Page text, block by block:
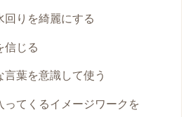
回りを綺麗にする
信じる
言葉を意識して使う
ってくるイメージワークを